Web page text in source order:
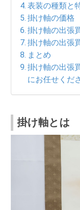
表装の種類と
掛け軸の価格
掛け軸の出張
掛け軸の出張
まとめ
掛け軸の出張
にお任せくだ
掛け軸とは